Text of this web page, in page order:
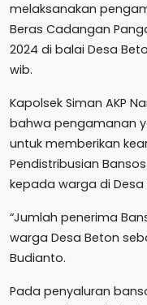
melaksanakan
Beras Cadangan
2024 di balai Desa
wib.
Kapolsek Siman AKP
bahwa pengamanan
untuk memberikan
Pendistribusian
kepada warga di Desa
“Jumlah penerima
warga Desa Beton
Budianto.
Pada penyaluran